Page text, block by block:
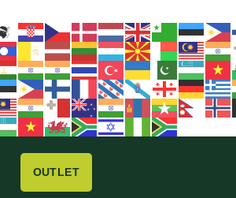
OUTLET